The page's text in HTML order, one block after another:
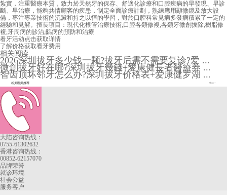
紮實，注重醫療本質，致力於天然牙的保存、舒適化診療和口腔疾病的早發現、早診
斷、早治療，能夠共情顧客的疾患，制定全面診療計劃，熟練應用顯微鏡及放大設
備，專注專業技術的沉澱和持之以恒的學習，對於口腔科常見病多發病積累了一定的
經驗和見解。擅長項目：現代化根管治療技術;口腔各類修複;各類牙微創拔除;樹脂修
複;牙周病的診治;齲病的預防和治療
看牙活动点击获取详情
了解价格获取看牙费用
相关阅读
2026深圳拔牙多少钱一颗?拔牙后需不需要复诊?爱 ...
微創拔牙好在哪?深圳拔牙幾錢+愛康健長者醫療券 ...
智齿顶坏邻牙怎么办?深圳拔牙价格表+爱康健罗湖 ...
相关医师推荐 More+
大陆咨询热线：
0755-61302632
香港咨询热线：
00852-62157070
品牌荣誉
就诊环境
社会公益
服务客户